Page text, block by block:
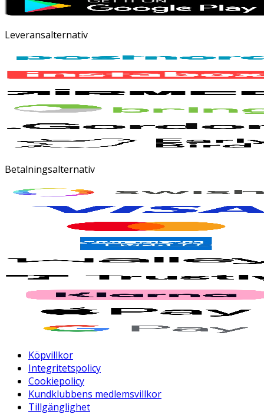
Leveransalternativ
Betalningsalternativ
Köpvillkor
Integritetspolicy
Cookiepolicy
Kundklubbens medlemsvillkor
Tillgänglighet